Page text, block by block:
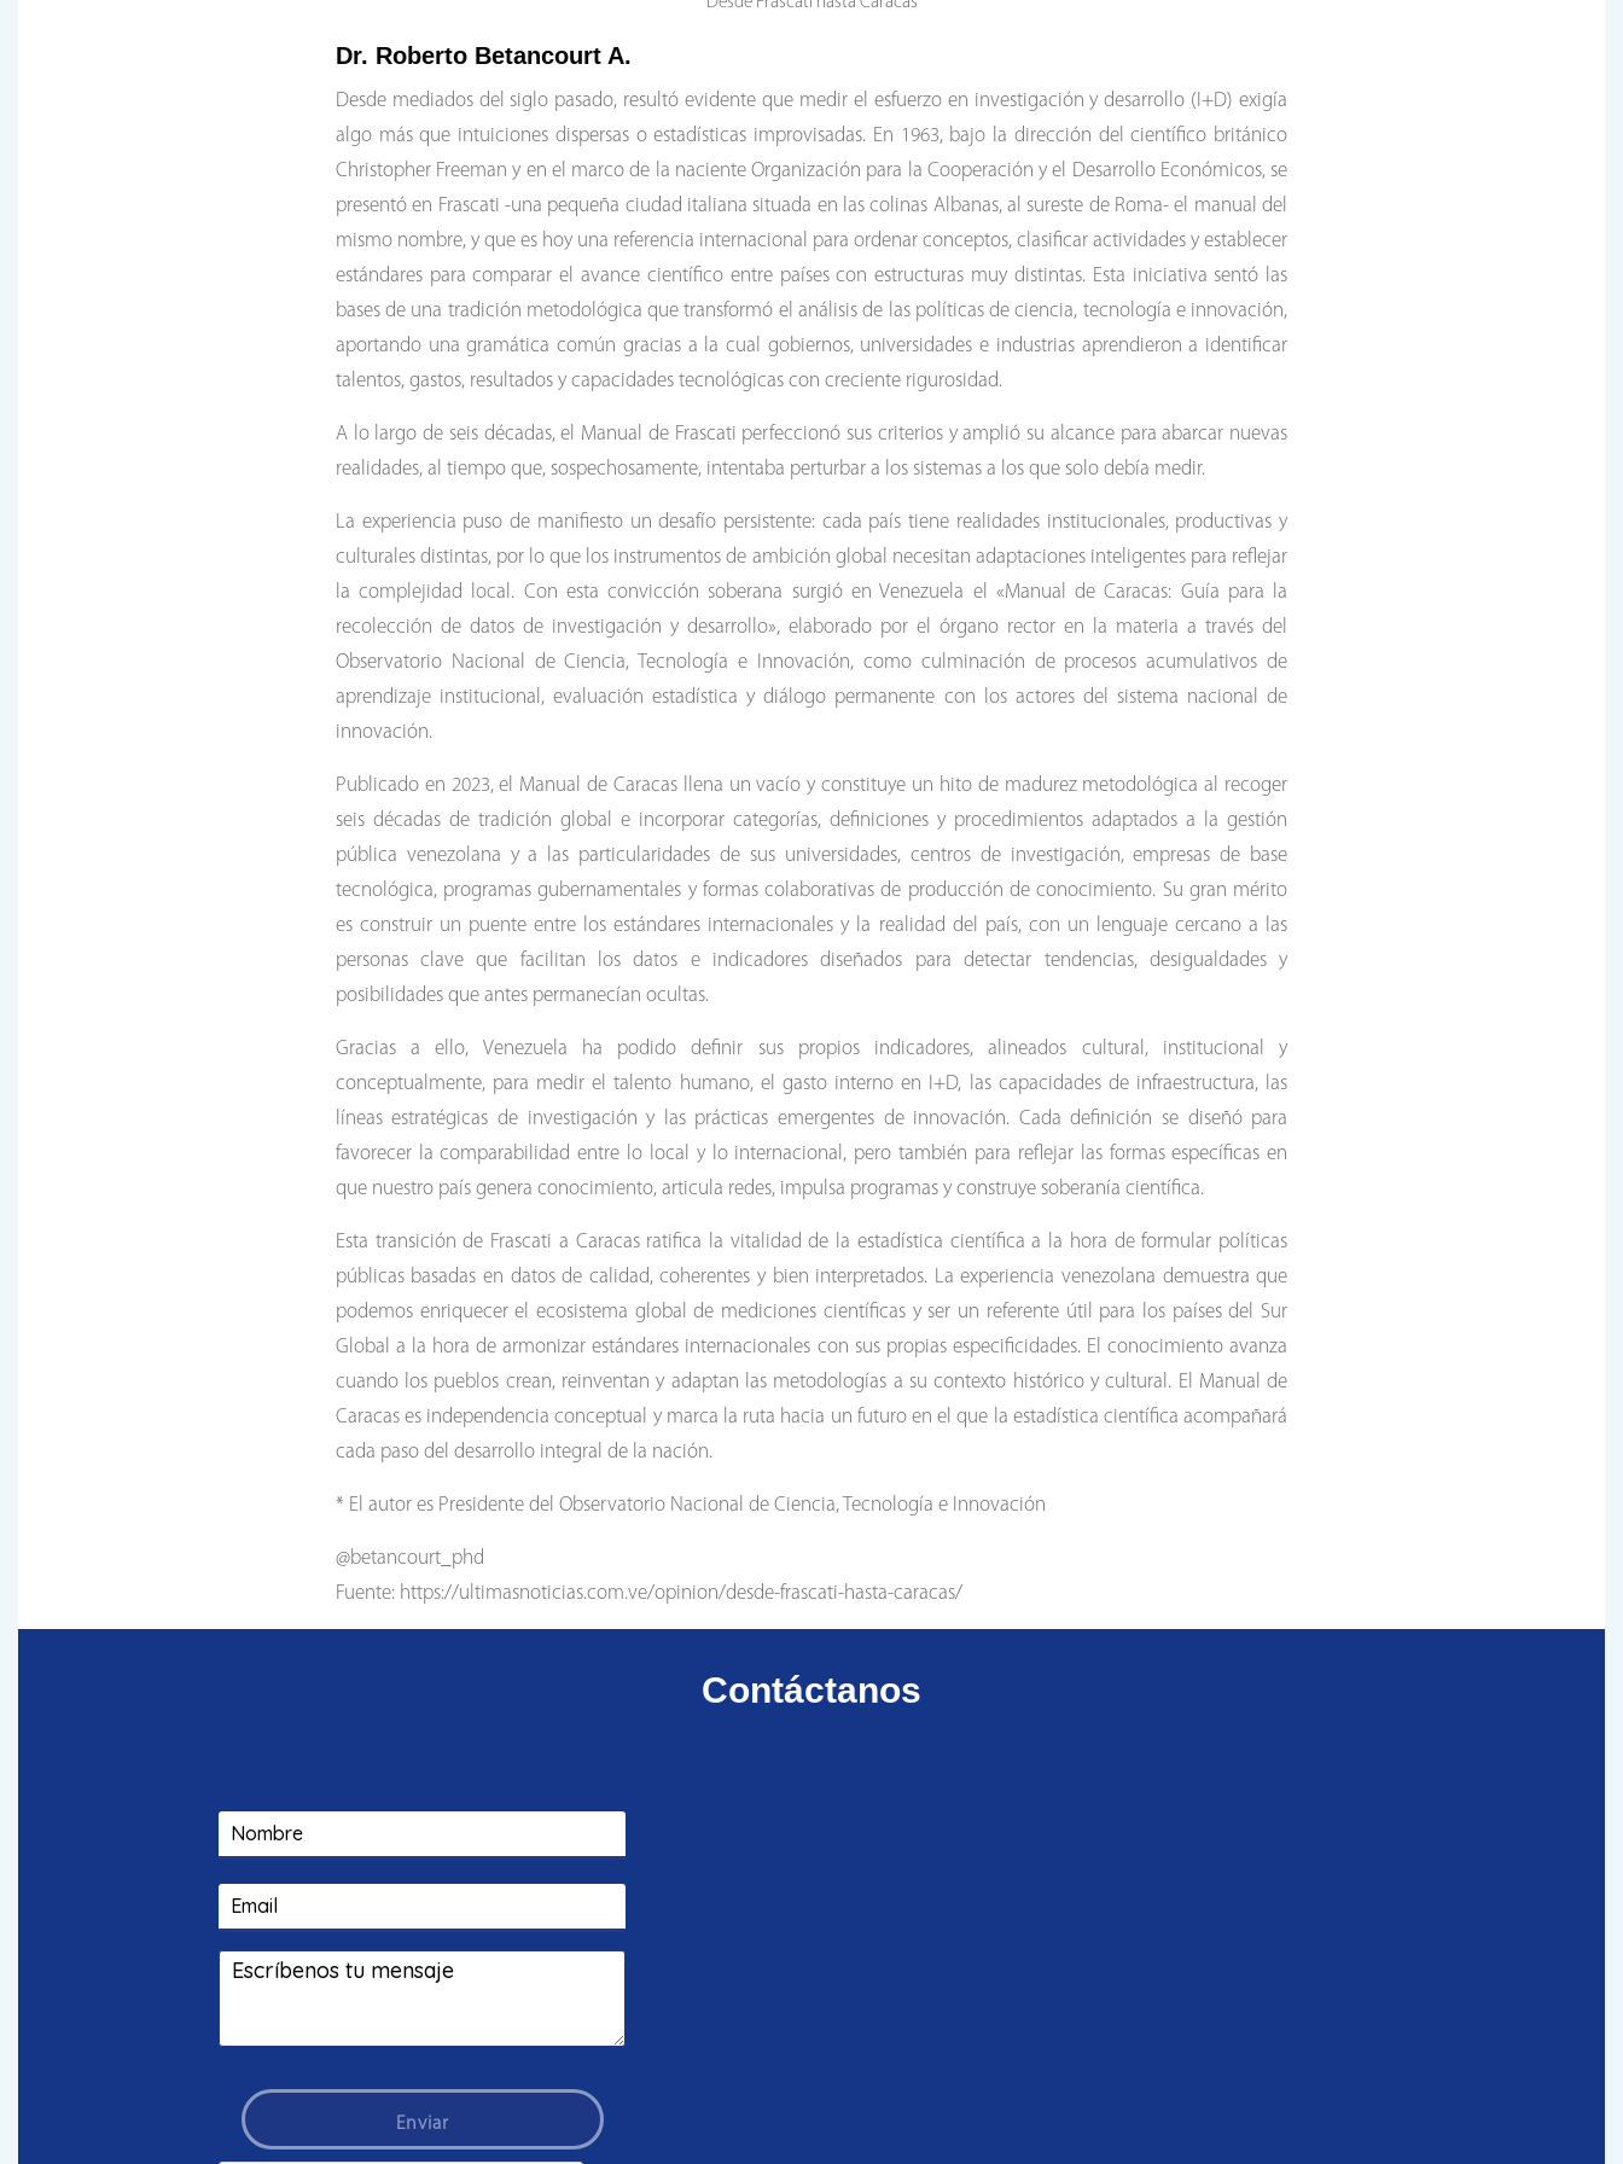
Dr. Roberto Betancourt A.
Desde mediados del siglo pasado, resultó evidente que medir el esfuerzo en investigación y desarrollo (I+D) exigía
algo más que intuiciones dispersas o estadísticas improvisadas. En 1963, bajo la dirección del científico británico
Christopher Freeman y en el marco de la naciente Organización para la Cooperación y el Desarrollo Económicos, se
presentó en Frascati -una pequeña ciudad italiana situada en las colinas Albanas, al sureste de Roma- el manual del
mismo nombre, y que es hoy una referencia internacional para ordenar conceptos, clasificar actividades y establecer
estándares para comparar el avance científico entre países con estructuras muy distintas. Esta iniciativa sentó las
bases de una tradición metodológica que transformó el análisis de las políticas de ciencia, tecnología e innovación,
aportando una gramática común gracias a la cual gobiernos, universidades e industrias aprendieron a identificar
talentos, gastos, resultados y capacidades tecnológicas con creciente rigurosidad.
A lo largo de seis décadas, el Manual de Frascati perfeccionó sus criterios y amplió su alcance para abarcar nuevas
realidades, al tiempo que, sospechosamente, intentaba perturbar a los sistemas a los que solo debía medir.
La experiencia puso de manifiesto un desafío persistente: cada país tiene realidades institucionales, productivas y
culturales distintas, por lo que los instrumentos de ambición global necesitan adaptaciones inteligentes para reflejar
la complejidad local. Con esta convicción soberana surgió en Venezuela el «Manual de Caracas: Guía para la
recolección de datos de investigación y desarrollo», elaborado por el órgano rector en la materia a través del
Observatorio Nacional de Ciencia, Tecnología e Innovación, como culminación de procesos acumulativos de
aprendizaje institucional, evaluación estadística y diálogo permanente con los actores del sistema nacional de
innovación.
Publicado en 2023, el Manual de Caracas llena un vacío y constituye un hito de madurez metodológica al recoger
seis décadas de tradición global e incorporar categorías, definiciones y procedimientos adaptados a la gestión
pública venezolana y a las particularidades de sus universidades, centros de investigación, empresas de base
tecnológica, programas gubernamentales y formas colaborativas de producción de conocimiento. Su gran mérito
es construir un puente entre los estándares internacionales y la realidad del país, con un lenguaje cercano a las
personas clave que facilitan los datos e indicadores diseñados para detectar tendencias, desigualdades y
posibilidades que antes permanecían ocultas.
Gracias a ello, Venezuela ha podido definir sus propios indicadores, alineados cultural, institucional y
conceptualmente, para medir el talento humano, el gasto interno en I+D, las capacidades de infraestructura, las
líneas estratégicas de investigación y las prácticas emergentes de innovación. Cada definición se diseñó para
favorecer la comparabilidad entre lo local y lo internacional, pero también para reflejar las formas específicas en
que nuestro país genera conocimiento, articula redes, impulsa programas y construye soberanía científica.
Esta transición de Frascati a Caracas ratifica la vitalidad de la estadística científica a la hora de formular políticas
públicas basadas en datos de calidad, coherentes y bien interpretados. La experiencia venezolana demuestra que
podemos enriquecer el ecosistema global de mediciones científicas y ser un referente útil para los países del Sur
Global a la hora de armonizar estándares internacionales con sus propias especificidades. El conocimiento avanza
cuando los pueblos crean, reinventan y adaptan las metodologías a su contexto histórico y cultural. El Manual de
Caracas es independencia conceptual y marca la ruta hacia un futuro en el que la estadística científica acompañará
cada paso del desarrollo integral de la nación.
* El autor es Presidente del Observatorio Nacional de Ciencia, Tecnología e Innovación
@betancourt_phd
Fuente: https://ultimasnoticias.com.ve/opinion/desde-frascati-hasta-caracas/
Contáctanos
Enviar